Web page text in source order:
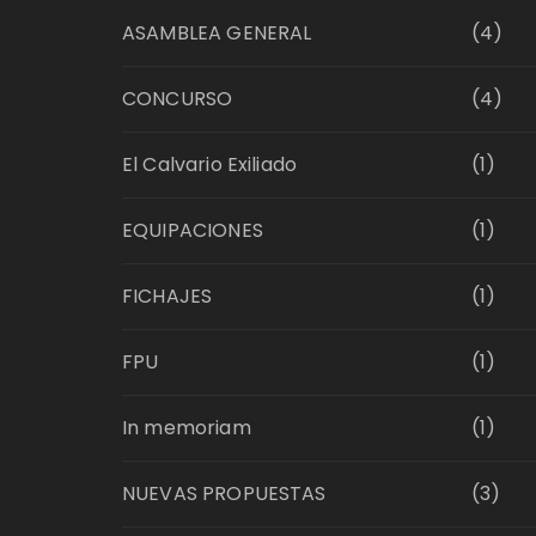
ASAMBLEA GENERAL (4)
CONCURSO (4)
El Calvario Exiliado (1)
EQUIPACIONES (1)
FICHAJES (1)
FPU (1)
In memoriam (1)
NUEVAS PROPUESTAS (3)